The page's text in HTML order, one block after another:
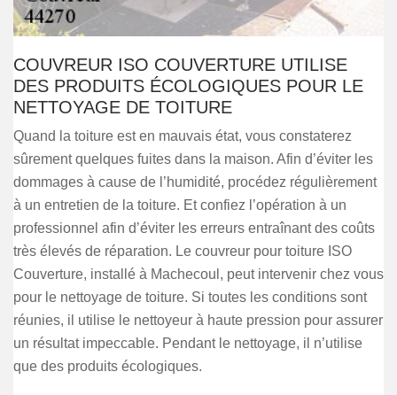
COUVREUR ISO COUVERTURE UTILISE
DES PRODUITS ÉCOLOGIQUES POUR LE
NETTOYAGE DE TOITURE
Quand la toiture est en mauvais état, vous constaterez
sûrement quelques fuites dans la maison. Afin d’éviter les
dommages à cause de l’humidité, procédez régulièrement
à un entretien de la toiture. Et confiez l’opération à un
professionnel afin d’éviter les erreurs entraînant des coûts
très élevés de réparation. Le couvreur pour toiture ISO
Couverture, installé à Machecoul, peut intervenir chez vous
pour le nettoyage de toiture. Si toutes les conditions sont
réunies, il utilise le nettoyeur à haute pression pour assurer
un résultat impeccable. Pendant le nettoyage, il n’utilise
que des produits écologiques.